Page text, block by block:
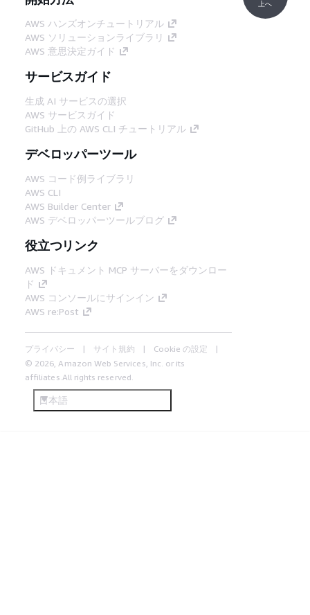
AWS ハンズオンチュートリアル
AWS ソリューションライブラリ
AWS 意思決定ガイド
サービスガイド
生成 AI サービスの選択
AWS サービスガイド
GitHub 上の AWS CLI チュートリアル
デベロッパーツール
AWS コード例ライブラリ
AWS CLI
AWS Builder Center
AWS デベロッパーツールブログ
役立つリンク
AWS ドキュメント MCP サーバーをダウンロー
ド
AWS コンソールにサインイン
AWS re:Post
プライバシー サイト規約
Cookie の設定
© 2026, Amazon Web Services, Inc. or its
affiliates.All rights reserved.
日本語
上へ